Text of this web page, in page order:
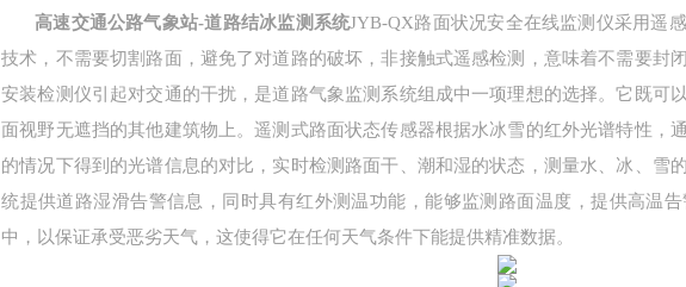
高速交通公路气象站-道路结冰监测系统JYB-QX路面状况安全在线监测仪采用遥
技术，不需要切割路面，避免了对道路的破坏，非接触式遥感检测，意味着不需要封
安装检测仪引起对交通的干扰，是道路气象监测系统组成中一项理想的选择。它既可
面视野无遮挡的其他建筑物上。遥测式路面状态传感器根据水冰雪的红外光谱特性，
的情况下得到的光谱信息的对比，实时检测路面干、潮和湿的状态，测量水、冰、雪
统提供道路湿滑告警信息，同时具有红外测温功能，能够监测路面温度，提供高温
中，以保证承受恶劣天气，这使得它在任何天气条件下能提供精准数据。